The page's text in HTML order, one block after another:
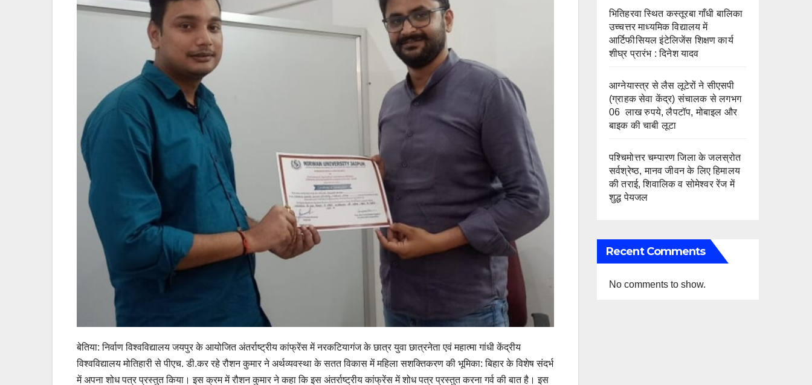
बेतिया: निर्वाण विश्वविद्यालय जयपुर के आयोजित अंतर्राष्ट्रीय कांफ्रेंस में नरकटियागंज के छात्र युवा छात्रनेता एवं महात्मा गांधी केंद्रीय
विश्वविद्यालय मोतिहारी से पीएच. डी.कर रहे रौशन कुमार ने अर्थव्यवस्था के सतत विकास में महिला सशक्तिकरण की भूमिका: बिहार के विशेष संदर्भ
में अपना शोध पत्र प्रस्तुत किया। इस क्रम में रौशन कुमार ने कहा कि इस अंतर्राष्ट्रीय कांफ्रेंस में शोध पत्र प्रस्तुत करना गर्व की बात है। इस
भितिहरवा स्थित कस्तूरबा गाँधी बालिका
उच्चत्तर माध्यमिक विद्यालय में
आर्टिफीसियल इंटेलिजेंस शिक्षण कार्य
शीघ्र प्रारंभ : दिनेश यादव
आग्नेयास्त्र से लैस लूटेरों ने सीएसपी
(ग्राहक सेवा केंद्र) संचालक से लगभग
06 लाख रुपये, लैपटॉप, मोबाइल और
बाइक की चाबी लूटा
पश्चिमोत्तर चम्पारण जिला के जलस्रोत
सर्वश्रेष्ठ, मानव जीवन के लिए हिमालय
की तराई, शिवालिक व सोमेश्वर रेंज में
शुद्ध पेयजल
Recent Comments
No comments to show.